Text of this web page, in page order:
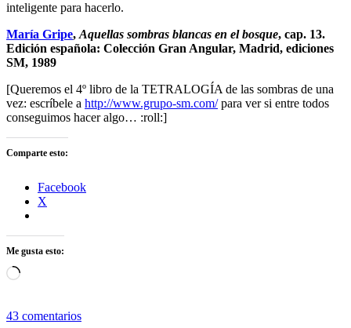
inteligente para hacerlo.
María Gripe, Aquellas sombras blancas en el bosque, cap. 13.
Edición española: Colección Gran Angular, Madrid, ediciones
SM, 1989
[Queremos el 4º libro de la TETRALOGÍA de las sombras de una
vez: escríbele a http://www.grupo-sm.com/para ver si entre todos
conseguimos hacer algo… :roll:]
Comparte esto:
Facebook
X
Me gusta esto:
Cargando...
43 comentarios